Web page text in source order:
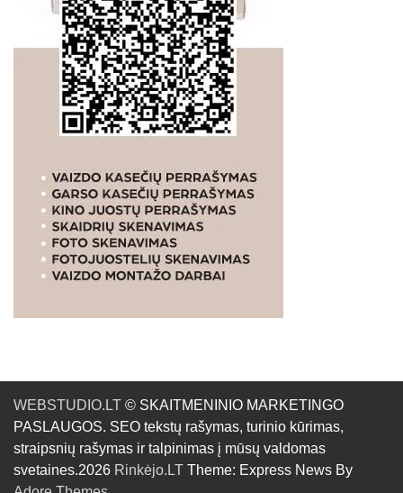
WEBSTUDIO.LT © SKAITMENINIO MARKETINGO
PASLAUGOS. SEO tekstų rašymas, turinio kūrimas,
straipsnių rašymas ir talpinimas į mūsų valdomas
svetaines.2026 Rinkėjo.LT Theme: Express News By